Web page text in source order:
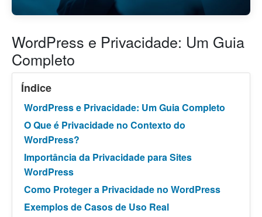
WordPress e Privacidade: Um Guia
Completo
Índice
WordPress e Privacidade: Um Guia Completo
O Que é Privacidade no Contexto do
WordPress?
Importância da Privacidade para Sites
WordPress
Como Proteger a Privacidade no WordPress
Exemplos de Casos de Uso Real